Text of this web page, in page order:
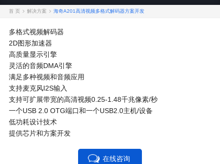
首 页 解决方案 海奇A201高清视频多格式解码器方案开发
多格式视频解码器
2D图形加速器
高质量显示引擎
灵活的音频DMA引擎
满足多种视频和音频应用
支持麦克风I2S输入
支持可扩展带宽的高清视频0.25-1.48千兆像素/秒
一个USB 2.0 OTG端口和一个USB2.0主机/设备
低功耗设计技术
提供芯片和方案开发
在线咨询